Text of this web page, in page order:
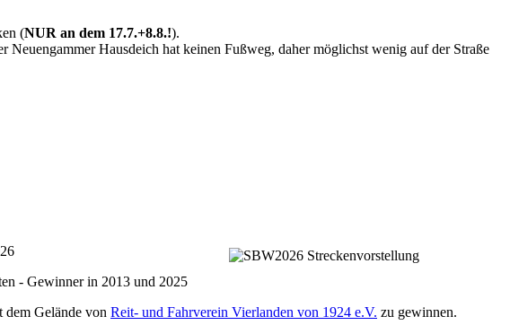
(NUR an dem 17.7.+8.8.!).
Hausdeich hat keinen Fußweg, daher möglichst wenig auf der Straße
- Gewinner in 2013 und 2025
dem Gelände von Reit- und Fahrverein Vierlanden von 1924 e.V. zu gewinnen.